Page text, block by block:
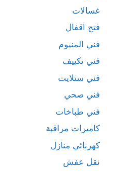
غسالات
فتح اقفال
فني المنيوم
فني تكييف
فني ستلايت
فني صحي
فني طباخات
كاميرات مراقبة
كهربائي منازل
نقل عفش